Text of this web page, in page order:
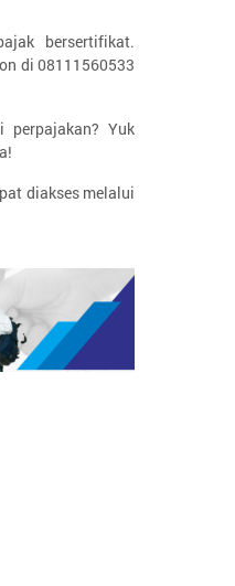
bersertifikat.
di 08111560533
Yuk
diakses melalui